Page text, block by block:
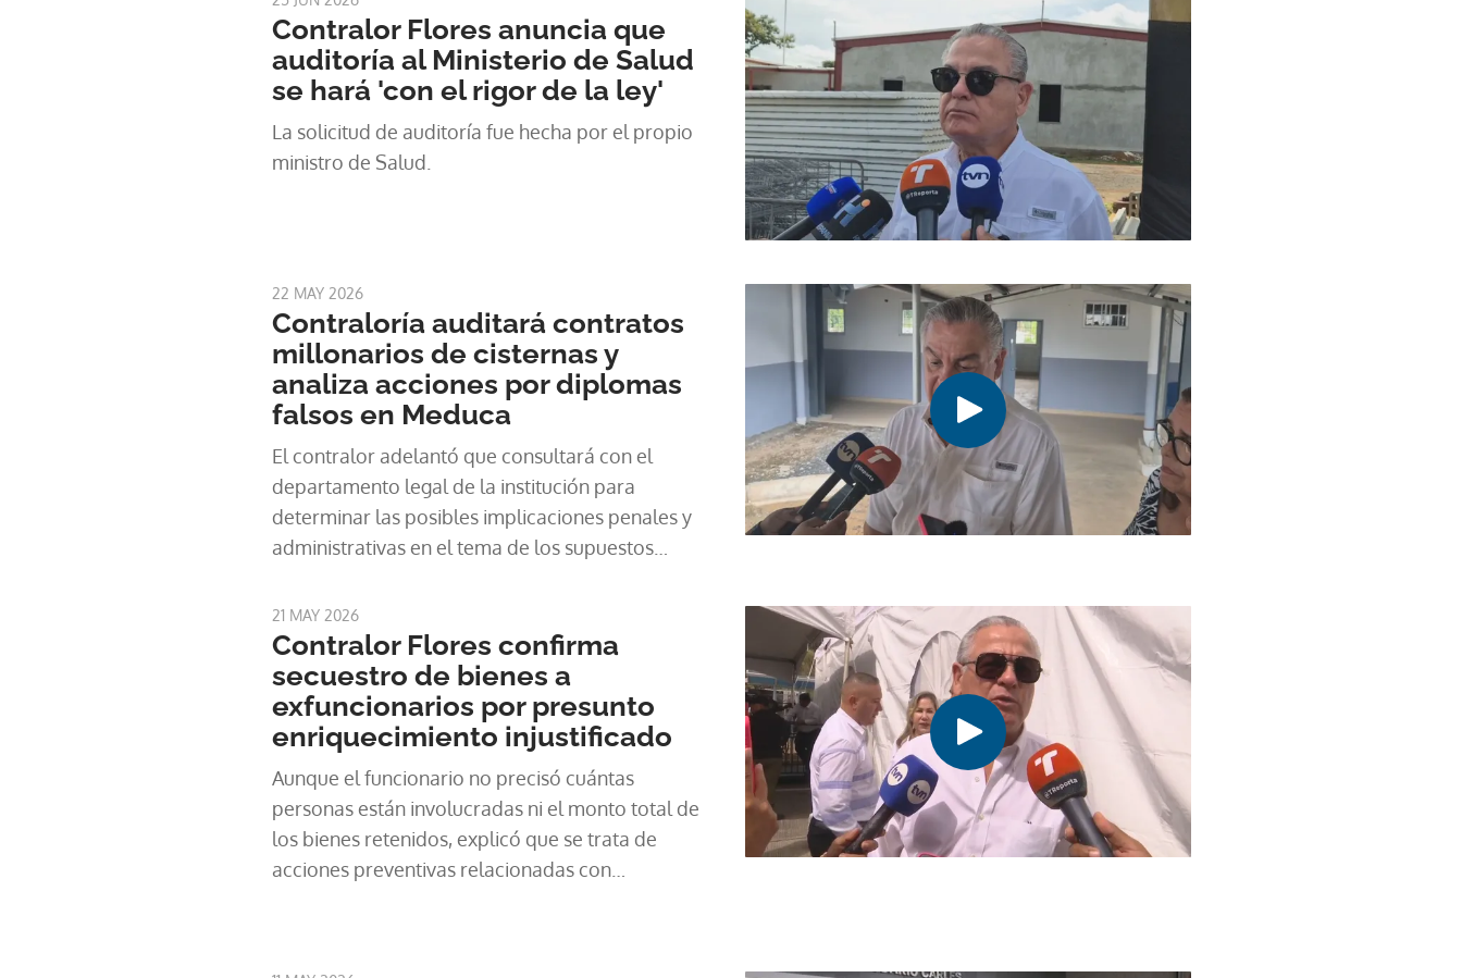
Contralor Flores anuncia que
auditoría al Ministerio de Salud
se hará 'con el rigor de la ley'
La solicitud de auditoría fue hecha por el propio
ministro de Salud.
22 MAY 2026
Contraloría auditará contratos
millonarios de cisternas y
analiza acciones por diplomas
falsos en Meduca
El contralor adelantó que consultará con el
departamento legal de la institución para
determinar las posibles implicaciones penales y
administrativas en el tema de los supuestos
21 MAY 2026
Contralor Flores confirma
secuestro de bienes a
exfuncionarios por presunto
enriquecimiento injustificado
Aunque el funcionario no precisó cuántas
personas están involucradas ni el monto total de
los bienes retenidos, explicó que se trata de
acciones preventivas relacionadas con